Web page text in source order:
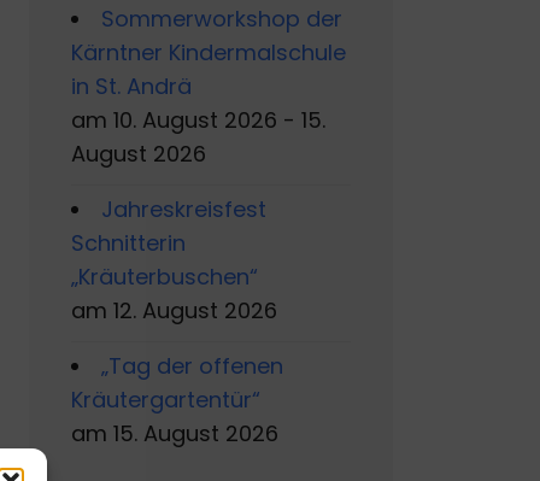
Sommerworkshop der
Kärntner Kindermalschule
in St. Andrä
am 10. August 2026 - 15.
August 2026
Jahreskreisfest
Schnitterin
„Kräuterbuschen“
am 12. August 2026
„Tag der offenen
Kräutergartentür“
am 15. August 2026